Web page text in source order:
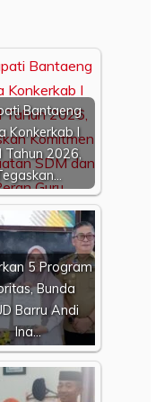
Bantaeng
Konkerkab I
Tahun 2026,
5 Program
Bunda
Barru Andi
Ina…